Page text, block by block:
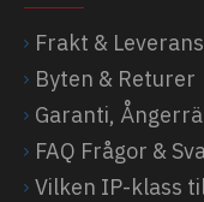
Frakt & Leverans
Byten & Returer
Garanti,
FAQ Frågor &
Vilken IP-klass